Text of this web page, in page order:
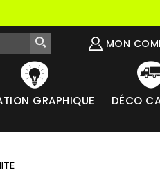
MON
GRAPHIQUE DÉCO